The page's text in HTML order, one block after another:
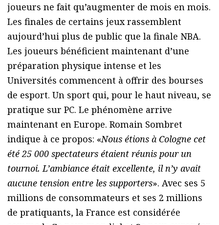
joueurs ne fait qu’augmenter de mois en mois.
Les finales de certains jeux rassemblent
aujourd’hui plus de public que la finale NBA.
Les joueurs bénéficient maintenant d’une
préparation physique intense et les
Universités commencent à offrir des bourses
de esport. Un sport qui, pour le haut niveau, se
pratique sur PC. Le phénomène arrive
maintenant en Europe. Romain Sombret
indique à ce propos: «Nous étions à Cologne cet
été 25 000 spectateurs étaient réunis pour un
tournoi. L’ambiance était excellente, il n’y avait
aucune tension entre les supporters». Avec ses 5
millions de consommateurs et ses 2 millions
de pratiquants, la France est considérée